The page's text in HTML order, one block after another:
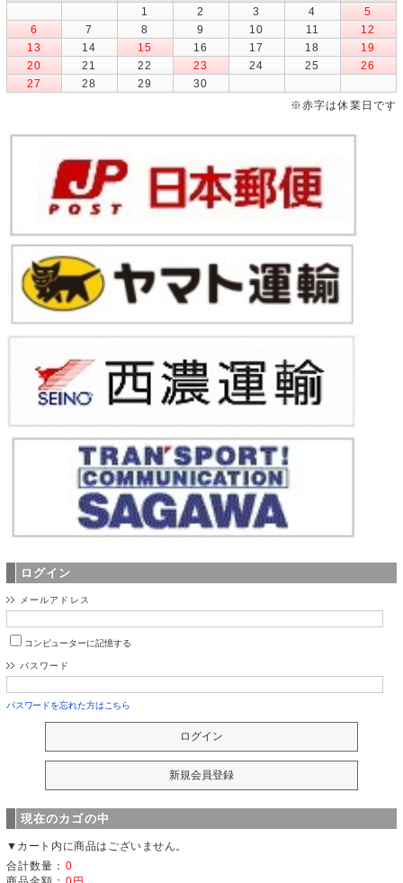
1
2 3 4
5
6
7 8 9 10 11
12
13
14 15 16 17 18
19
20
21 22 23 24 25
26
27
28 29
30
※赤字は休業日です
ログイン
メールアドレス
コンピューターに記憶する
パスワード
パスワードを忘れた方はこちら
現在のカゴの中
▼カート内に商品はございません。
合計数量： 0